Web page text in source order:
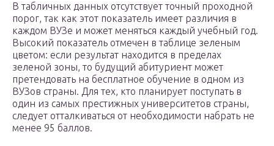
В табличных данных отсутствует точный проходной
порог, так как этот показатель имеет различия в
каждом ВУЗе и может меняться каждый учебный год.
Высокий показатель отмечен в таблице зеленым
цветом: если результат находится в пределах
зеленой зоны, то будущий абитуриент может
претендовать на бесплатное обучение в одном из
ВУЗов страны. Для тех, кто планирует поступать в
один из самых престижных университетов страны,
следует отталкиваться от необходимости набрать не
менее 95 баллов.